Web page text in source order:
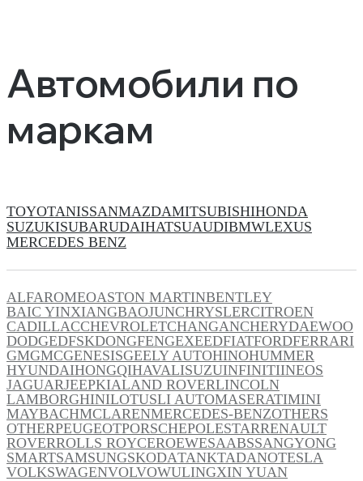
Автомобили по
маркам
TOYOTANISSANMAZDAMITSUBISHIHONDA
SUZUKISUBARUDAIHATSUAUDIBMWLEXUS
MERCEDES BENZ
ALFAROMEOASTON MARTINBENTLEY
BAIC YINXIANGBAOJUNCHRYSLERCITROEN
CADILLACCHEVROLETCHANGANCHERYDAEWOO
DODGEDFSKDONGFENGEXEEDFIATFORDFERRARI
GMGMCGENESISGEELY AUTOHINOHUMMER
HYUNDAIHONGQIHAVALISUZUINFINITIINEOS
JAGUARJEEPKIALAND ROVERLINCOLN
LAMBORGHINILOTUSLI AUTOMASERATIMINI
MAYBACHMCLARENMERCEDES-BENZOTHERS
OTHERPEUGEOTPORSCHEPOLESTARRENAULT
ROVERROLLS ROYCEROEWESAABSSANGYONG
SMARTSAMSUNGSKODATANKTADANOTESLA
VOLKSWAGENVOLVOWULINGXIN YUAN